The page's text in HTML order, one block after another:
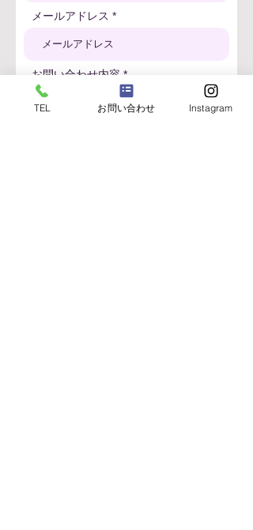
メールアドレス
お問い合わせ内容
TEL お問い合わせ Instagram